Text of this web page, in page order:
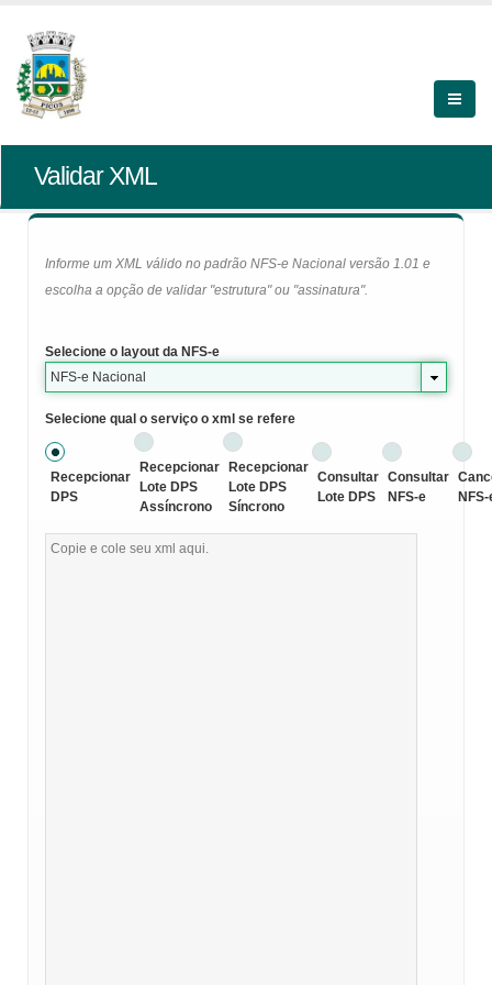
Validar XML
Informe um XML válido no padrão NFS-e Nacional versão 1.01 e
escolha a opção de validar "estrutura" ou "assinatura".
Selecione o layout da NFS-e
NFS-e Nacional
Selecione qual o serviço o xml se refere
Recepcionar
DPS
Recepcionar
Lote DPS
Assíncrono
Recepcionar
Lote DPS
Síncrono
Consultar
Lote DPS
Consultar
NFS-e
NFS-